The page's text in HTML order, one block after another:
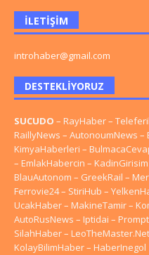
İLETIŞIM
introhaber@gmail.com
DESTEKLIYORUZ
SUCUDO – RayHaber–
RaillyNews – AutonoumNews –
KimyaHaberleri –
– EmlakHabercin – KadinGirisim
BlauAutonom – GreekRail –
Ferrovie24– StiriHub –
UcakHaber– MakineTamir–
AutoRusNews – Iptidai –
SilahHaber– LeoTheMaster.Net
KolayBilimHaber– HaberInegol